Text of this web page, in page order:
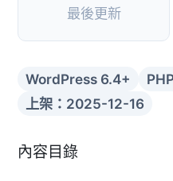
最後更新
WordPress 6.4+
上架：2025-12-16
內容目錄